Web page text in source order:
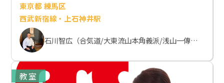
東京都 練馬区
西武新宿線・上石神井駅
石川智広（合気道/大東流山本角義派/浅山一傳流体術）
教室